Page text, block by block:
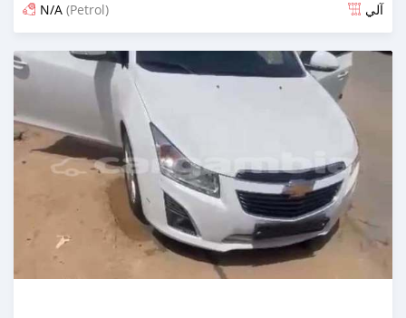
N/A (Petrol) آلي
تم النشر منذ 24 يوم مضت